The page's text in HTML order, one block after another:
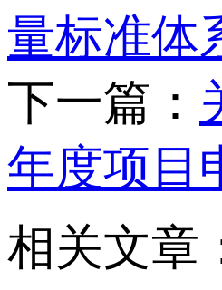
量标准体
下一篇：
年度项目
相关文章